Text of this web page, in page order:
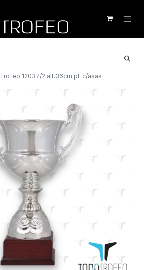
Trofeo 12037/2 alt.36cm pl. c/asas